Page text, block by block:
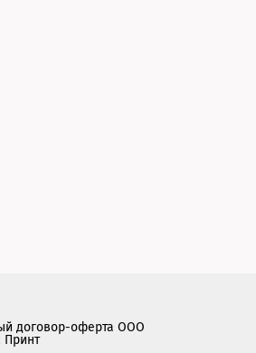
договор-оферта ООО